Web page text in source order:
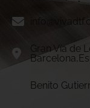
Gran Vía de
Benito